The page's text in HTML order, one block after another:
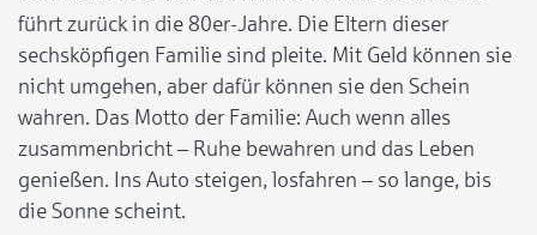
führt zurück in die 80er-Jahre. Die Eltern dieser
sechsköpfigen Familie sind pleite. Mit Geld können sie
nicht umgehen, aber dafür können sie den Schein
wahren. Das Motto der Familie: Auch wenn alles
zusammenbricht – Ruhe bewahren und das Leben
genießen. Ins Auto steigen, losfahren – so lange, bis
die Sonne scheint.